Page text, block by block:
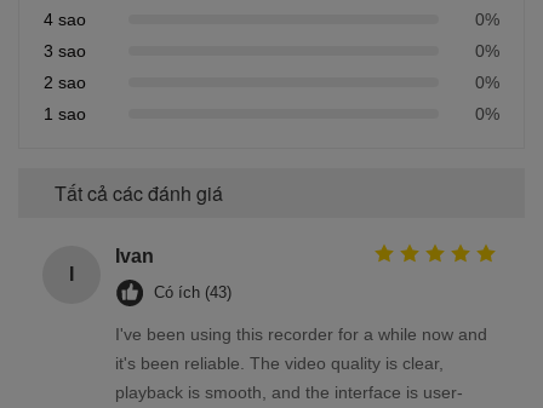
4 sao
0%
3 sao
0%
2 sao
0%
1 sao
0%
Tất cả các đánh giá
Ivan
Có ích (43)
I've been using this recorder for a while now and
it's been reliable. The video quality is clear,
playback is smooth, and the interface is user-